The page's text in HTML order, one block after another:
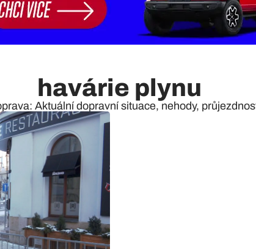
havárie plynu
Aktuální dopravní situace, nehody,